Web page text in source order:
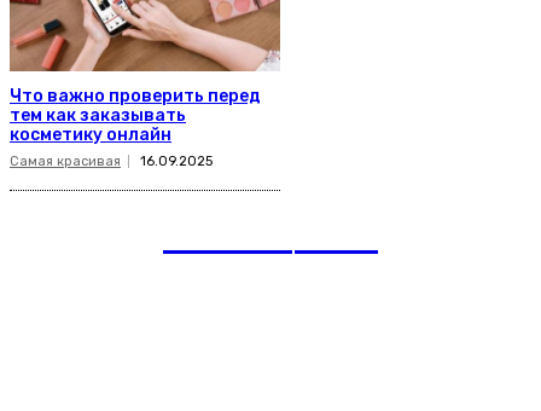
Что важно проверить перед
тем как заказывать
косметику онлайн
Самая красивая 16.09.2025